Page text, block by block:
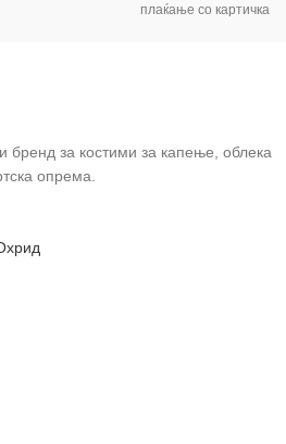
плаќање со картичка
бренд за костими за капење, облека
опрема.